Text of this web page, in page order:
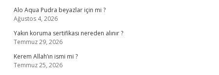
Alo Aqua Pudra beyazlar için mi ?
Ağustos 4, 2026
Yakın koruma sertifikası nereden alınır ?
Temmuz 29, 2026
Kerem Allah’ın ismi mi ?
Temmuz 25, 2026